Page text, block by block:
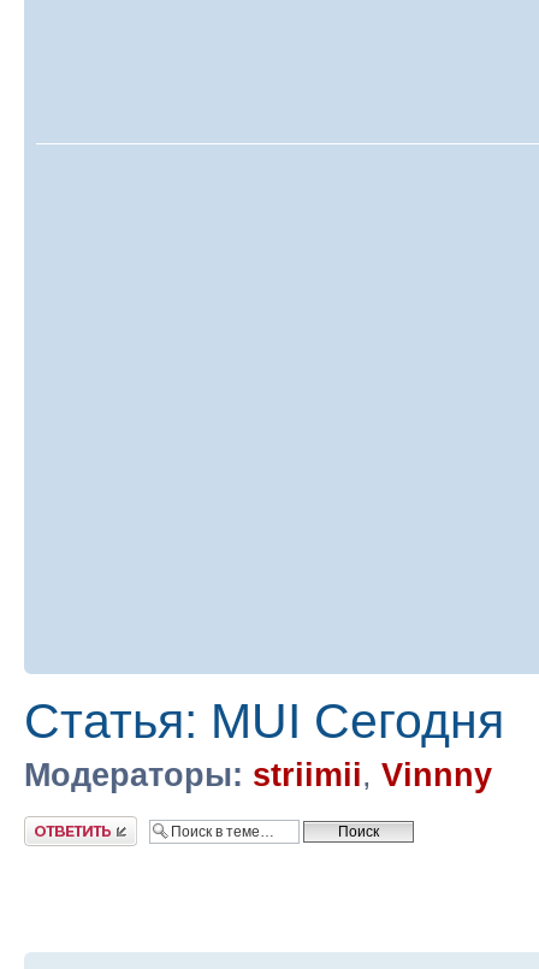
Статья: MUI Сегодня
Модераторы: striimii, Vinnny
Ответить